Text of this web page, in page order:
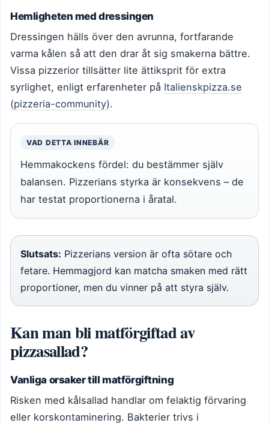
Hemligheten med dressingen
Dressingen hälls över den avrunna, fortfarande
varma kålen så att den drar åt sig smakerna bättre.
Vissa pizzerior tillsätter lite ättiksprit för extra
syrlighet, enligt erfarenheter på Italienskpizza.se
(pizzeria-community).
VAD DETTA INNEBÄR
Hemmakockens fördel: du bestämmer själv
balansen. Pizzerians styrka är konsekvens – de
har testat proportionerna i åratal.
Slutsats: Pizzerians version är ofta sötare och
fetare. Hemmagjord kan matcha smaken med rätt
proportioner, men du vinner på att styra själv.
Kan man bli matförgiftad av
pizzasallad?
Vanliga orsaker till matförgiftning
Risken med kålsallad handlar om felaktig förvaring
eller korskontaminering. Bakterier trivs i